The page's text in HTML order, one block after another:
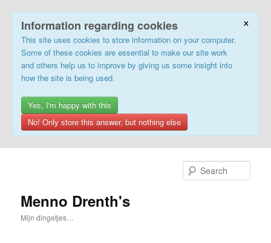
×
Information regarding cookies
This site uses cookies to store information on your computer.
Some of these cookies are essential to make our site work
and others help us to improve by giving us some insight into
how the site is being used.
Yes, I'm happy with this
No! Only store this answer, but nothing else
Menno Drenth's
Mijn dingetjes…